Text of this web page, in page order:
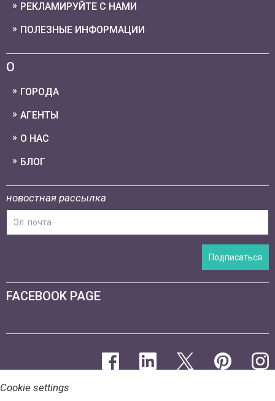
РЕКЛАМИРУЙТЕ С НАМИ
ПОЛЕЗНЫЕ ИНФОРМАЦИИ
О
ГОРОДА
АГЕНТЫ
О НАС
БЛОГ
новостная рассылка
Подписаться
FACEBOOK PAGE
Cookie settings